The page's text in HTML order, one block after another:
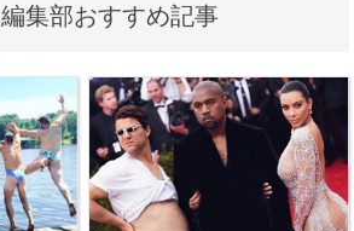
編集部おすすめ記事